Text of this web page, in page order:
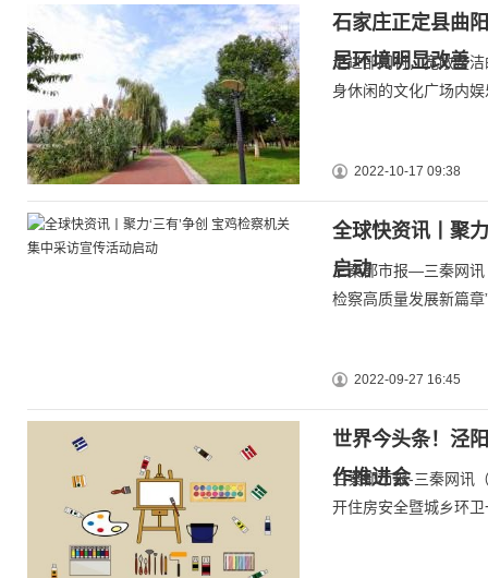
石家庄正定县曲
居环境明显改善
走进邵同村，宽敞整
身休闲的文化广场内
2022-10-17 09:38
全球快资讯丨聚
启动
三秦都市报—三秦网讯
检察高质量发展新篇
2022-09-27 16:45
世界今头条！泾
作推进会
三秦都市报-三秦网讯
开住房安全暨城乡环